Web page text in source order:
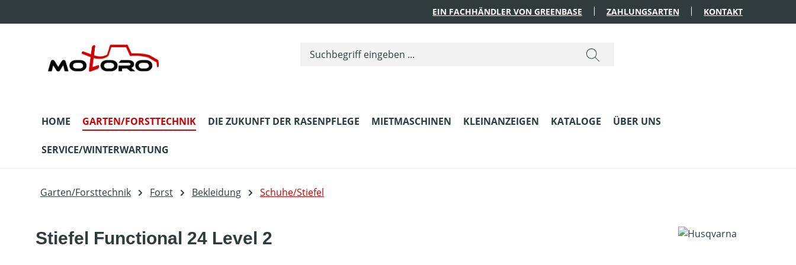
EIN FACHHÄNDLER VON GREENBASE ZAHLUNGSARTEN KONTAKT
HOME GARTEN/FORSTTECHNIK DIE ZUKUNFT DER RASENPFLEGE MIETMASCHINEN KLEINANZEIGEN KATALOGE ÜBER UNS
SERVICE/WINTERWARTUNG
Garten/Forsttechnik Forst Bekleidung Schuhe/Stiefel
Stiefel Functional 24 Level 2